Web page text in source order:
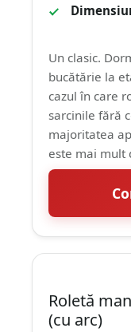
Un clasic.
bucătărie la
cazul în care
sarcinile fără
majoritatea
este mai mult
Roletă
(cu arc)